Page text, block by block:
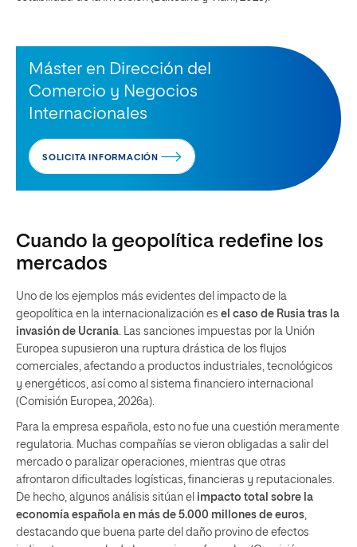
Máster en Dirección del
Comercio y Negocios
Internacionales
SOLICITA INFORMACIÓN
Cuando la geopolítica redefine los
mercados
Uno de los ejemplos más evidentes del impacto de la
geopolítica en la internacionalización es el caso de Rusia tras la
invasión de Ucrania . Las sanciones impuestas por la Unión
Europea supusieron una ruptura drástica de los flujos
comerciales, afectando a productos industriales, tecnológicos
y energéticos, así como al sistema financiero internacional
(Comisión Europea, 2026a).
Para la empresa española, esto no fue una cuestión meramente
regulatoria. Muchas compañías se vieron obligadas a salir del
mercado o paralizar operaciones, mientras que otras
afrontaron dificultades logísticas, financieras y reputacionales.
De hecho, algunos análisis sitúan el impacto total sobre la
economía española en más de 5.000 millones de euros
destacando que buena parte del daño provino de efectos